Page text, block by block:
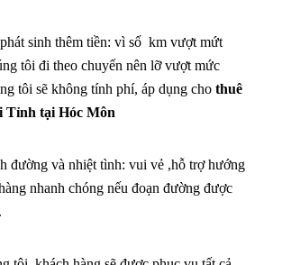
sinh thêm tiền: vì số km vượt mứt
tôi đi theo chuyến nên lỡ vượt mức
tôi sẽ không tính phí, áp dụng cho thuê
Tỉnh tại Hóc Môn
đường và nhiệt tình: vui vẻ ,hỗ trợ hướng
nhanh chóng nếu đoạn đường được